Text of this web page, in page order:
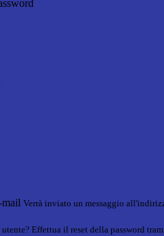
Verrà inviato un messaggio
Effettua il reset della password